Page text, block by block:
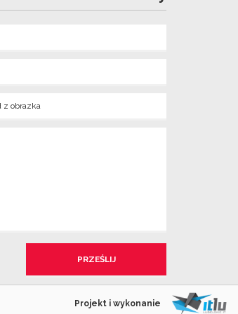
Projekt i wykonanie